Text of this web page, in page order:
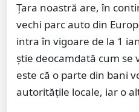
Ţara noastră are, în
vechi parc auto din
intra în vigoare de la 1
ştie deocamdată cum se
este că o parte din bani
autorităţile locale, iar o